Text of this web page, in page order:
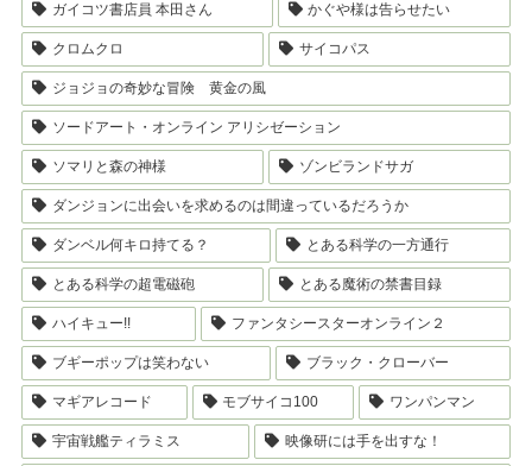
ガイコツ書店員 本田さん かぐや様は告らせたい
クロムクロ サイコパス
ジョジョの奇妙な冒険 黄金の風
ソードアート・オンライン アリシゼーション
ソマリと森の神様 ゾンビランドサガ
ダンジョンに出会いを求めるのは間違っているだろうか
ダンベル何キロ持てる？ とある科学の一方通行
とある科学の超電磁砲 とある魔術の禁書目録
ハイキュー!! ファンタシースターオンライン２
ブギーポップは笑わない ブラック・クローバー
マギアレコード モブサイコ100 ワンパンマン
宇宙戦艦ティラミス 映像研には手を出すな！